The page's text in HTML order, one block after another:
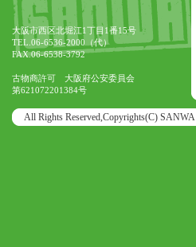
大阪市西区北堀江1丁目1番15号
TEL.06-6536-2000（代）
FAX.06-6538-3792
古物商許可 大阪府公安委員会
第621072201384号
All Rights Reserved,Copyrights(C) SANWA